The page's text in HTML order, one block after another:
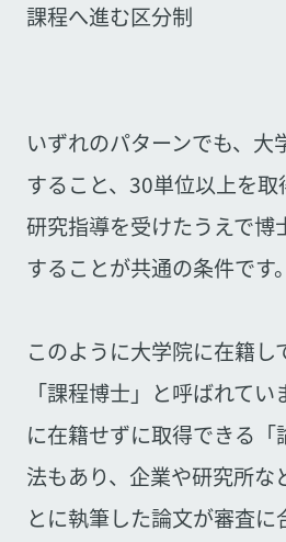
課程へ進む区分制
いずれのパターンでも、大
すること、30単位以上を
研究指導を受けたうえで博
することが共通の条件です。
このように大学院に在籍し
「課程博士」と呼ばれて
に在籍せずに取得できる
法もあり、企業や研究所な
とに執筆した論文が審査